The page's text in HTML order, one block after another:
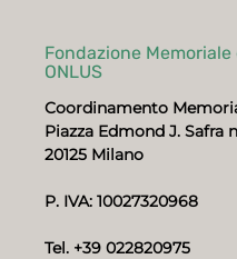
Fondazione
ONLUS
Coordinamento
Piazza Edmond J. Safra
20125 Milano
P. IVA: 10027320968
Tel. +39 022820975